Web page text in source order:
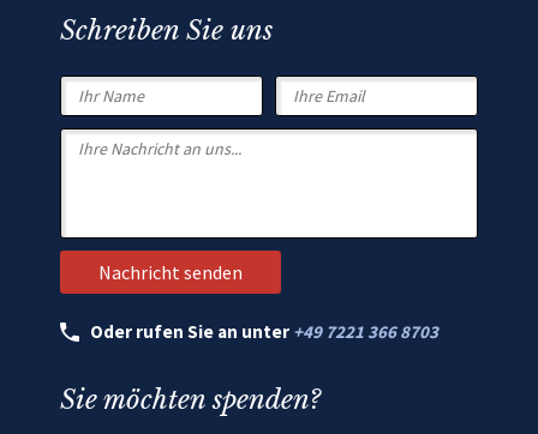
Schreiben Sie uns
Oder rufen Sie an unter +49 7221 366 8703
Sie möchten spenden?